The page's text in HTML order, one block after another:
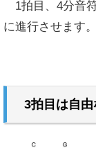
1拍目、4分音
に進行させます。
3拍目は自由